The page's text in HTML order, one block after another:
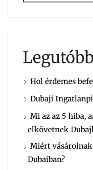
Hol érdemes
Dubaji
Mi az az 5 hiba,
elkövetnek
Miért
Dubaiban?